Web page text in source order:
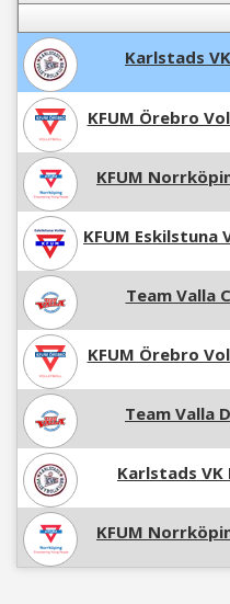
Karlstads VK
KFUM Örebro
KFUM
KFUM Eskilstuna
Team Valla C
KFUM Örebro
Team Valla D
Karlstads VK
KFUM